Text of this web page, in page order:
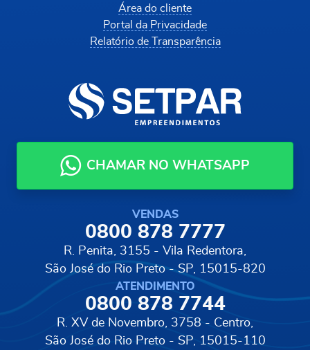
Área do cliente
Portal da Privacidade
Relatório de Transparência
CHAMAR NO WHATSAPP
VENDAS
0800 878 7777
R. Penita, 3155 - Vila Redentora,
São José do Rio Preto - SP, 15015-820
ATENDIMENTO
0800 878 7744
R. XV de Novembro, 3758 - Centro,
São José do Rio Preto - SP, 15015-110